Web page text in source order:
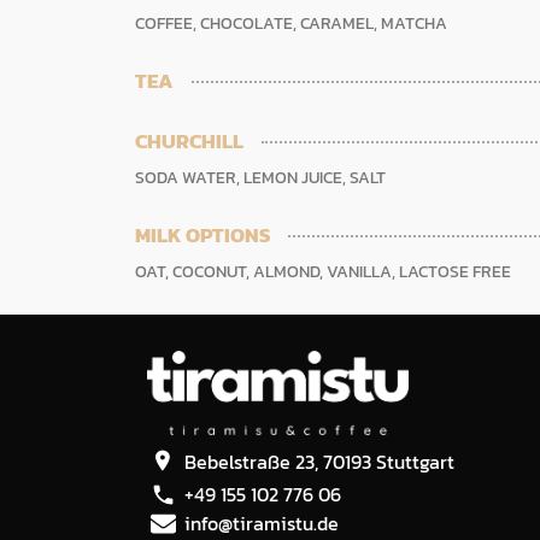
COFFEE, CHOCOLATE, CARAMEL, MATCHA
TEA
CHURCHILL
SODA WATER, LEMON JUICE, SALT
MILK OPTIONS
OAT, COCONUT, ALMOND, VANILLA, LACTOSE FREE
Bebelstraße 23, 70193 Stuttgart
+49 155 102 776 06
info@tiramistu.de